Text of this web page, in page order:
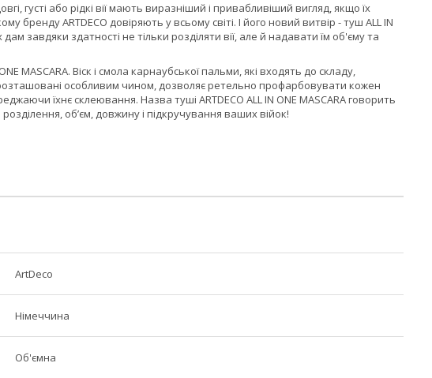
густі або рідкі вії мають виразніший і привабливіший вигляд, якщо їх
бренду ARTDECO довіряють у всьому світі. І його новий витвір - туш ALL IN
завдяки здатності не тільки розділяти вії, але й надавати їм об'єму та
MASCARA. Віск і смола карнаубської пальми, які входять до складу,
особливим чином, дозволяє ретельно профарбовувати кожен
їхнє склеювання. Назва туші ARTDECO ALL IN ONE MASCARA говорить
об’єм, довжину і підкручування ваших війок!
ArtDeco
Німеччина
Об'ємна